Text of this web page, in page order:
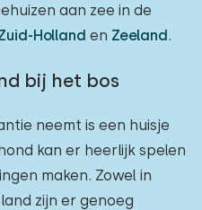
aan zee in de
Holland en Zeeland.
bij het bos
neemt is een huisje
kan er heerlijk spelen
maken. Zowel in
zijn er genoeg